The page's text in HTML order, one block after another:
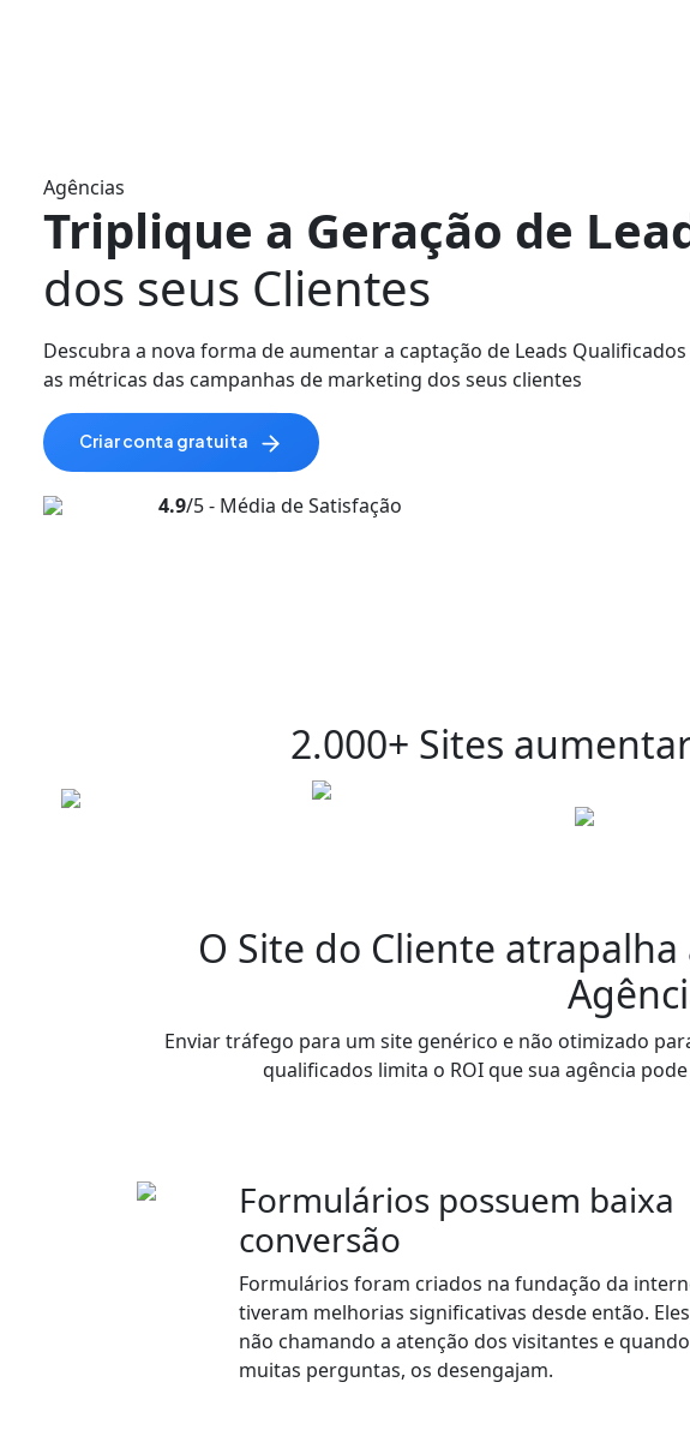
Agências
Triplique a Geração de
dos seus Clientes
Descubra a nova forma de aumentar a captação de Leads
as métricas das campanhas de marketing dos seus clientes
criar conta gratuita
4.9/5 - Média de Satisfação
2.000+ Sites
O Site do Cliente
Enviar tráfego para um site genérico e não otimizado
qualificados limita o ROI que sua agência
Formulários possuem baixa
conversão
Formulários foram criados na fundação da
tiveram melhorias significativas desde então.
não chamando a atenção dos visitantes e
muitas perguntas, os desengajam.